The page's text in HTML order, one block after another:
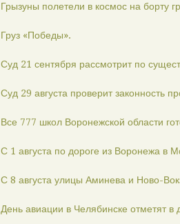
Грызуны полетели в космос на борту
Груз «Победы».
Суд 21 сентября рассмотрит по
Суд 29 августа проверит законность
Все 777 школ Воронежской области
С 1 августа по дороге из Воронежа в
С 8 августа улицы Аминева и Ново-
День авиации в Челябинске отметят в